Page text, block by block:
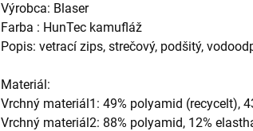
Výrobca: Blaser
Farba : HunTec kamufláž
Popis: vetrací zips, strečový, podšitý,
Materiál:
Vrchný materiál1: 49% polyamid (recycelt),
Vrchný materiál2: 88% polyamid, 12%